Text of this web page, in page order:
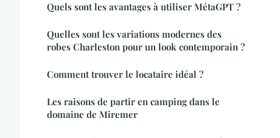
Quels sont les avantages à utiliser MétaGPT ?
Quelles sont les variations modernes des
robes Charleston pour un look contemporain ?
Comment trouver le locataire idéal ?
Les raisons de partir en camping dans le
domaine de Miremer